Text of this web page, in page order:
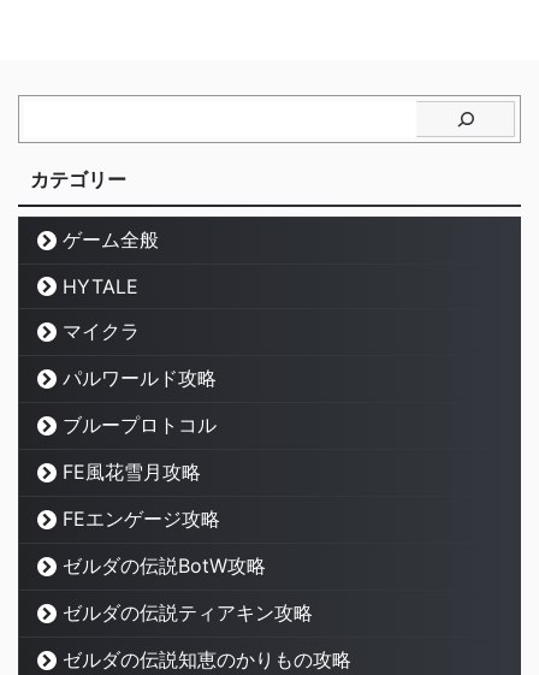
カテゴリー
ゲーム全般
HYTALE
マイクラ
パルワールド攻略
ブループロトコル
FE風花雪月攻略
FEエンゲージ攻略
ゼルダの伝説BotW攻略
ゼルダの伝説ティアキン攻略
ゼルダの伝説知恵のかりもの攻略